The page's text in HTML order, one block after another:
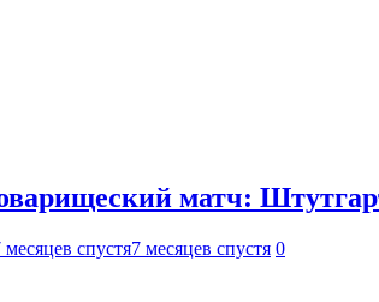
матч:
месяцев спустя7 месяцев спустя 0